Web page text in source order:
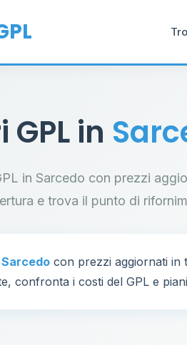
in
in Sarcedo con prezzi
e trova il punto di
Sarcedo con prezzi aggiornati in
confronta i costi del GPL e